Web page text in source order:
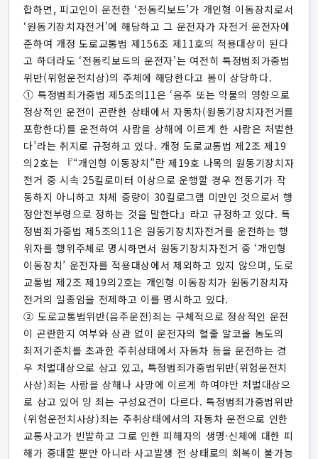
합하면, 피고인이 운전한 ‘전동킥보드’가 개인형 이동장치로서
‘원동기장치자전거’에 해당하고 그 운전자가 자전거 운전자에
준하여 개정 도로교통법 제156조 제11호의 적용대상이 된다
고 하더라도 ‘전동킥보드의 운전자’는 여전히 특정범죄가중법
위반(위험운전치상)의 주체에 해당한다고 봄이 상당하다.
① 특정범죄가중법 제5조의11은 ‘음주 또는 약물의 영향으로
정상적인 운전이 곤란한 상태에서 자동차(원동기장치자전거를
포함한다)를 운전하여 사람을 상해에 이르게 한 사람은 처벌한
다’라는 취지로 규정하고 있다. 개정 도로교통법 제2조 제19
의2호는 『“개인형 이동장치”란 제19호 나목의 원동기장치자
전거 중 시속 25킬로미터 이상으로 운행할 경우 전동기가 작
동하지 아니하고 차체 중량이 30킬로그램 미만인 것으로서 행
정안전부령으로 정하는 것을 말한다』라고 규정하고 있다. 특
정범죄가중법 제5조의11은 원동기장치자전거를 운전하는 행
위자를 행위주체로 명시하면서 원동기장치자전거 중 ‘개인형
이동장치’ 운전자를 적용대상에서 제외하고 있지 않으며, 도로
교통법 제2조 제19의2호는 개인형 이동장치가 원동기장치자
전거의 일종임을 전제하고 이를 명시하고 있다.
② 도로교통법위반(음주운전)죄는 구체적으로 정상적인 운전
이 곤란한지 여부와 상관 없이 운전자의 혈줄 알코올 농도의
최저기준치를 초과한 주취상태에서 자동차 등을 운전하는 경
우 처벌대상으로 삼고 있고, 특정범죄가중법위반(위험운전치
사상)죄는 사람을 상해나 사망에 이르게 하여야만 처벌대상으
로 삼고 있어 양 죄는 구성요건이 다르다. 특정범죄가중법위반
(위험운전치사상)죄는 주취상태에서의 자동차 운전으로 인한
교통사고가 빈발하고 그로 인한 피해자의 생명·신체에 대한 피
해가 중대할 뿐만 아니라 사고발생 전 상태로의 회복이 불가능